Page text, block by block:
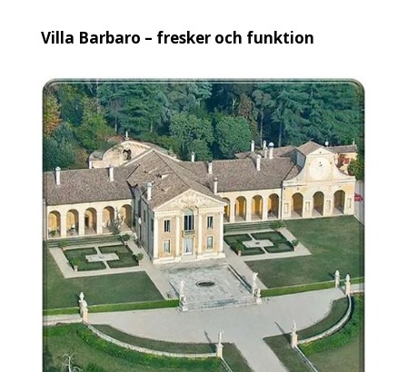
Villa Barbaro – fresker och funktion